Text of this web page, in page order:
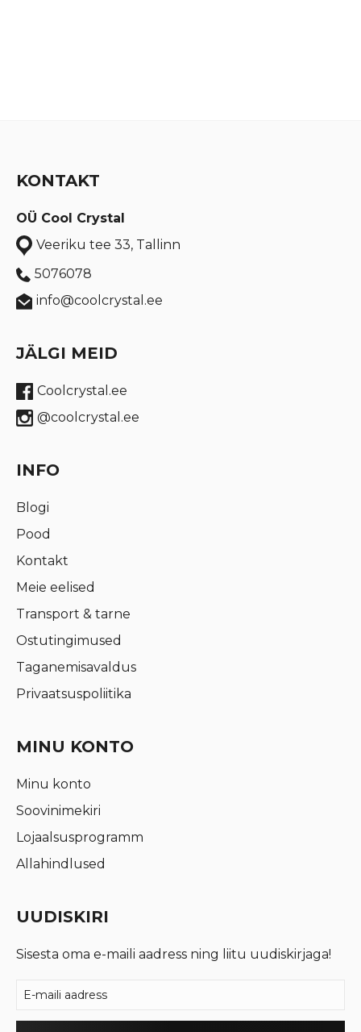
KONTAKT
OÜ Cool Crystal
Veeriku tee 33, Tallinn
5076078
info@coolcrystal.ee
JÄLGI MEID
Coolcrystal.ee
@coolcrystal.ee
INFO
Blogi
Pood
Kontakt
Meie eelised
Transport & tarne
Ostutingimused
Taganemisavaldus
Privaatsuspoliitika
MINU KONTO
Minu konto
Soovinimekiri
Lojaalsusprogramm
Allahindlused
UUDISKIRI
Sisesta oma e-maili aadress ning liitu uudiskirjaga!